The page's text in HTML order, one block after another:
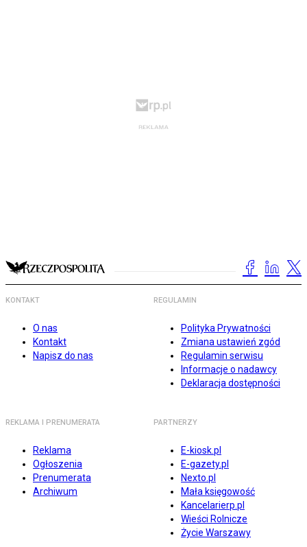
KONTAKT
O nas
Kontakt
Napisz do nas
REGULAMIN
Polityka Prywatności
Zmiana ustawień zgód
Regulamin serwisu
Informacje o nadawcy
Deklaracja dostępności
REKLAMA I PRENUMERATA
Reklama
Ogłoszenia
Prenumerata
Archiwum
PARTNERZY
E-kiosk.pl
E-gazety.pl
Nexto.pl
Mała księgowość
Kancelarierp.pl
Wieści Rolnicze
Życie Warszawy